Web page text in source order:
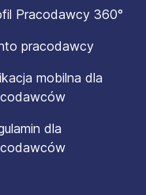
Pracodawcy 360°
pracodawcy
mobilna dla
dla